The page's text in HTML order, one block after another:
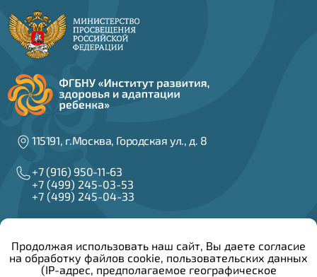
115191, г.Москва, Городская ул., д. 8
+7 (916) 950-11-63
+7 (499) 245-03-53
+7 (499) 245-04-33
info@irzar.ru
Написать руководителю
Продолжая использовать наш сайт, Вы даете согласие
на обработку файлов cookie, пользовательских данных
(IP-адрес, предполагаемое географическое